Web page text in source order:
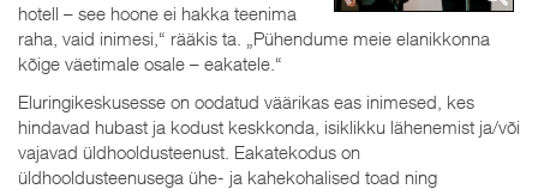
hotell – see hoone ei hakka teenima
raha, vaid inimesi,“ rääkis ta. „Pühendume meie elanikkonna
kõige väetimale osale – eakatele.“
Eluringikeskusesse on oodatud väärikas eas inimesed, kes
hindavad hubast ja kodust keskkonda, isiklikku lähenemist ja/või
vajavad üldhooldusteenust. Eakatekodus on
üldhooldusteenusega ühe- ja kahekohalised toad ning